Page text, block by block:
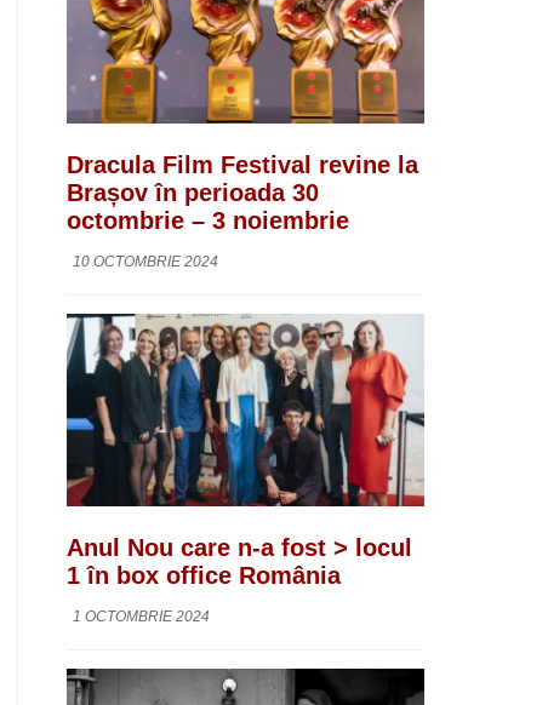
Dracula Film Festival revine la
Brașov în perioada 30
octombrie – 3 noiembrie
10 OCTOMBRIE 2024
Anul Nou care n-a fost > locul
1 în box office România
1 OCTOMBRIE 2024